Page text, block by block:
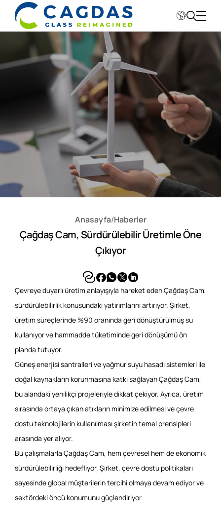
Kurumsal
Sürdürebilirlik
Yatırımcı İlişkileri
Anasayfa/Haberler
Çağdaş Cam, Sürdürülebilir Üretimle Öne
Çıkıyor
Çevreye duyarlı üretim anlayışıyla hareket eden Çağdaş Cam,
sürdürülebilirlik konusundaki yatırımlarını artırıyor. Şirket,
üretim süreçlerinde %90 oranında geri dönüştürülmüş su
kullanıyor ve hammadde tüketiminde geri dönüşümü ön
planda tutuyor.
Güneş enerjisi santralleri ve yağmur suyu hasadı sistemleri ile
doğal kaynakların korunmasına katkı sağlayan Çağdaş Cam,
bu alandaki yenilikçi projeleriyle dikkat çekiyor. Ayrıca, üretim
sırasında ortaya çıkan atıkların minimize edilmesi ve çevre
dostu teknolojilerin kullanılması şirketin temel prensipleri
arasında yer alıyor.
Bu çalışmalarla Çağdaş Cam, hem çevresel hem de ekonomik
sürdürülebilirliği hedefliyor. Şirket, çevre dostu politikaları
sayesinde global müşterilerin tercihi olmaya devam ediyor ve
sektördeki öncü konumunu güçlendiriyor.